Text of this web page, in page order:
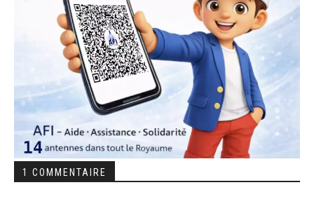
1 COMMENTAIRE